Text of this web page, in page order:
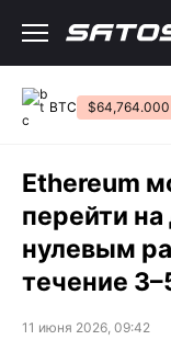
содержанию
BTC $64,764.000
Ethereum
перейти на
нулевым
течение
11 июня 2026, 09:42